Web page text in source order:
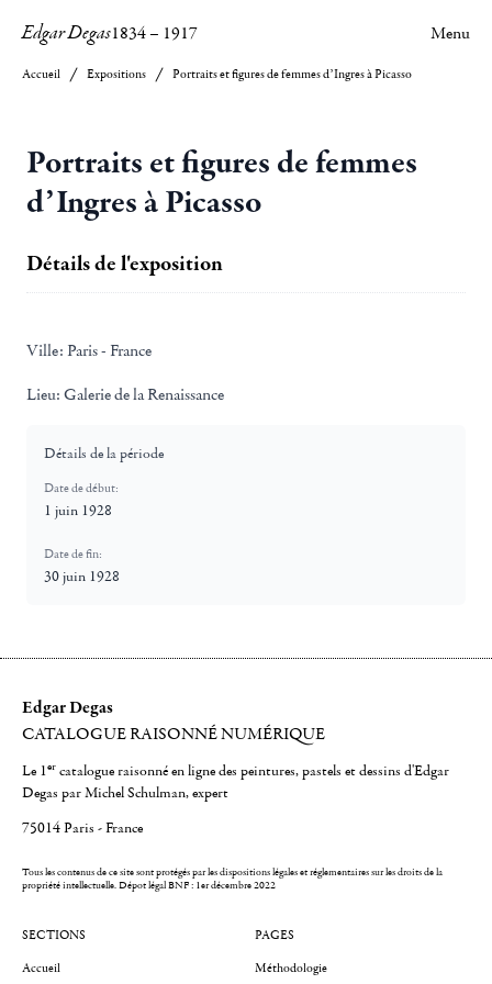
Edgar Degas1834– 1917 Menu
Accueil Expositions Portraits et figures de femmes d’Ingres à Picasso
Portraits et figures de femmes
d’Ingres à Picasso
Détails de l'exposition
Ville: Paris - France
Lieu: Galerie de la Renaissance
Détails de la période
Date de début:
1 juin 1928
Date de fin:
30 juin 1928
Edgar Degas
CATALOGUE RAISONNÉ NUMÉRIQUE
Le 1er catalogue raisonné en ligne des peintures, pastels et dessins d'Edgar
Degas par Michel Schulman, expert
75014 Paris - France
Tous les contenus de ce site sont protégés par les dispositions légales et réglementaires sur les droits de la
propriété intellectuelle.Dépot légal BNF : 1er décembre 2022
SECTIONS
Accueil
PAGES
Méthodologie